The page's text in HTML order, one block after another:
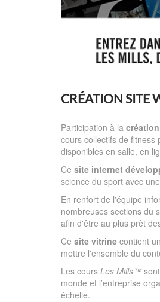
CRÉATION SITE
Participation à la
cours collectifs de fitness
disponibles en salle, en
Ce site internet
science du sport avec
En renfort de l'équipe
nombreuses sections du
afin d'être au plus prêt
Ce site vitrine contient
mettre l'ensemble du
Les cours Les Mills™sont
monde et l’entreprise
échelle.